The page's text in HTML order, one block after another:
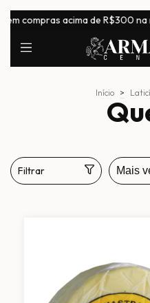
de R$300 na região Sudeste
Início >
Filtrar